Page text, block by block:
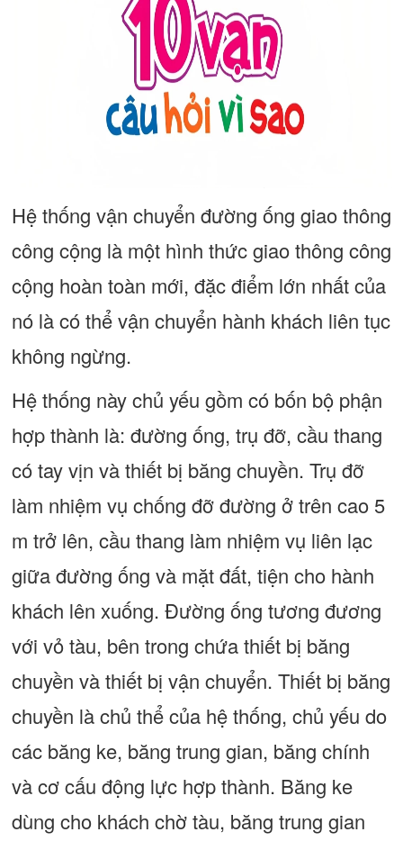
Hệ thống vận chuyển đường ống giao thông
công cộng là một hình thức giao thông công
cộng hoàn toàn mới, đặc điểm lớn nhất của
nó là có thể vận chuyển hành khách liên tục
không ngừng.
Hệ thống này chủ yếu gồm có bốn bộ phận
hợp thành là: đường ống, trụ đỡ, cầu thang
có tay vịn và thiết bị băng chuyền. Trụ đỡ
làm nhiệm vụ chống đỡ đường ở trên cao 5
m trở lên, cầu thang làm nhiệm vụ liên lạc
giữa đường ống và mặt đất, tiện cho hành
khách lên xuống. Đường ống tương đương
với vỏ tàu, bên trong chứa thiết bị băng
chuyền và thiết bị vận chuyển. Thiết bị băng
chuyền là chủ thể của hệ thống, chủ yếu do
các băng ke, băng trung gian, băng chính
và cơ cấu động lực hợp thành. Băng ke
dùng cho khách chờ tàu, băng trung gian